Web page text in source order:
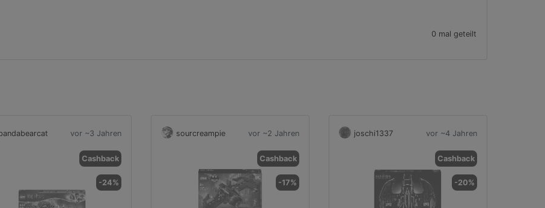
0 mal geteilt
vor ~3 Jahren
Cashback
-24%
sourcreampie vor ~2 Jahren
Cashback
-17%
joschi1337 vor ~4 Jahren
Cashback
-20%